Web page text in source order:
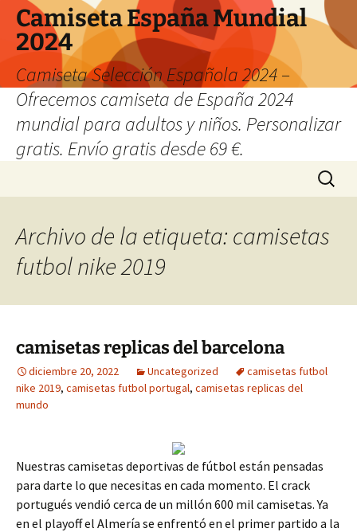
Camiseta España Mundial
2024
Camiseta Selección Española 2024 –
Ofrecemos camiseta de España 2024
mundial para adultos y niños. Personalizar
gratis. Envío gratis desde 69 €.
Buscar:
Archivo de la etiqueta: camisetas
futbol nike 2019
camisetas replicas del barcelona
diciembre 20, 2022 Uncategorized
camisetas futbol
nike 2019, camisetas futbol portugal, camisetas replicas del
mundo
Nuestras camisetas deportivas de fútbol están pensadas
para darte lo que necesitas en cada momento. El crack
portugués vendió cerca de un millón 600 mil camisetas. Ya
en el playoff el Almería se enfrentó en el primer partido a la